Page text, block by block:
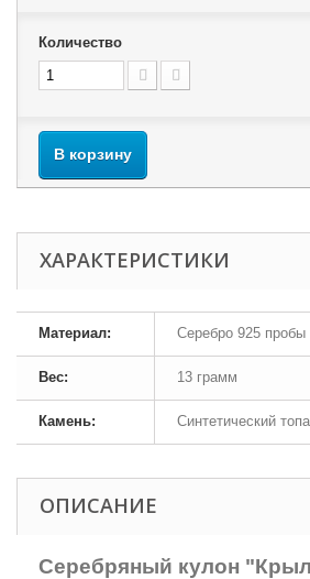
Количество
В корзину
ХАРАКТЕРИСТИКИ
Материал: Серебро 925 пробы
Вес: 13 грамм
Камень: Синтетический
ОПИСАНИЕ
Серебряный кулон